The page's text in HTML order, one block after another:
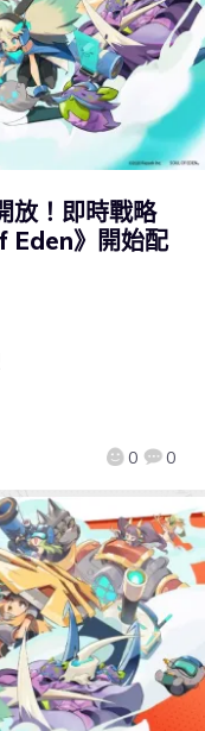
放！即時戰略
Eden》開始配
0 0